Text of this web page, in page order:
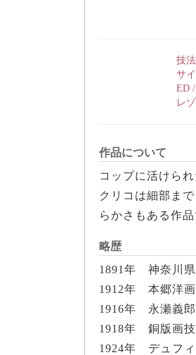
技
サ
ED /
レ
作品について
コップに活けら
クリコは細部ま
らかさもある作品
略歴
1891年 神奈川県
1912年 本郷洋画
1916年 永瀬義郎
1918年 銅版画技
1924年 デュフィ